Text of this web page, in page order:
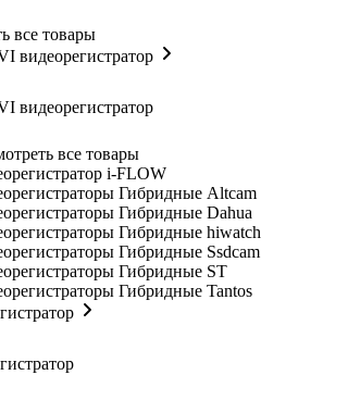
все товары
видеорегистратор
видеорегистратор
все товары
i-FLOW
Гибридные Altcam
Гибридные Dahua
Гибридные hiwatch
Гибридные Ssdcam
Гибридные ST
Гибридные Tantos